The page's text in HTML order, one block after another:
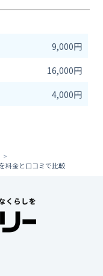
9,000円
16,000円
4,000円
料金と口コミで比較